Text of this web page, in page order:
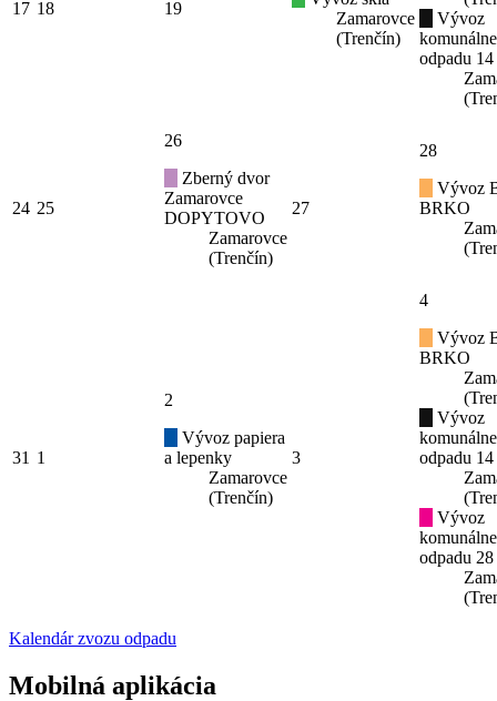
17 18 19
Zamarovce
(Trenčín)
Vývoz
odpadu
24 25
26
Zberný dvor
Zamarovce
DOPYTOVO
Zamarovce
(Trenčín)
27
28
Vývoz
BRKO
31 1
2
Vývoz papiera
a lepenky
Zamarovce
(Trenčín)
3
4
Vývoz
BRKO
Vývoz
odpadu
Vývoz
odpadu
Kalendár zvozu odpadu
Mobilná aplikácia